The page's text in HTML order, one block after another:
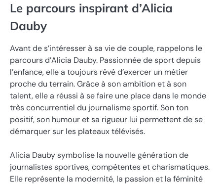
Le parcours inspirant d’Alicia
Dauby
Avant de s’intéresser à sa vie de couple, rappelons le
parcours d’Alicia Dauby. Passionnée de sport depuis
l’enfance, elle a toujours rêvé d’exercer un métier
proche du terrain. Grâce à son ambition et à son
talent, elle a réussi à se faire une place dans le monde
très concurrentiel du journalisme sportif. Son ton
positif, son humour et sa rigueur lui permettent de se
démarquer sur les plateaux télévisés.
Alicia Dauby symbolise la nouvelle génération de
journalistes sportives, compétentes et charismatiques.
Elle représente la modernité, la passion et la féminité